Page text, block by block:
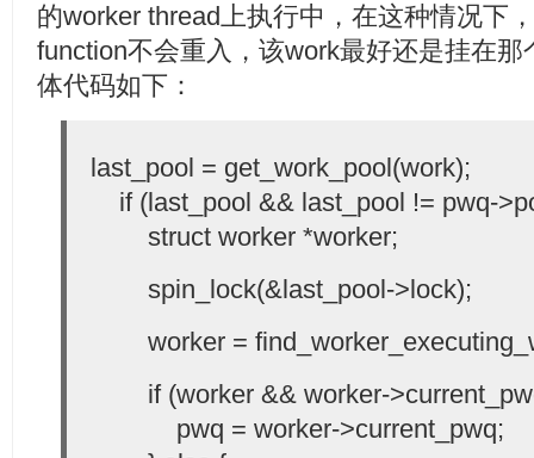
的worker thread上执行中，在这种情况下
function不会重入，该work最好还是挂在
体代码如下：
last_pool = get_work_pool(work);
if (last_pool && last_pool != pwq-
struct worker *worker;
spin_lock(&last_pool->lock);
worker =
if (worker && worker-
pwq = worker->current_pwq;